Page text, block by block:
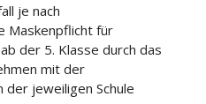
je nach
Maskenpflicht für
der 5. Klasse durch das
mit der
der jeweiligen Schule